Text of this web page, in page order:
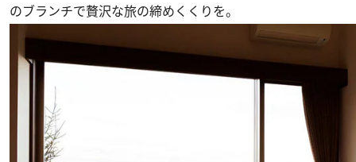
のブランチで贅沢な旅の締めくくりを。